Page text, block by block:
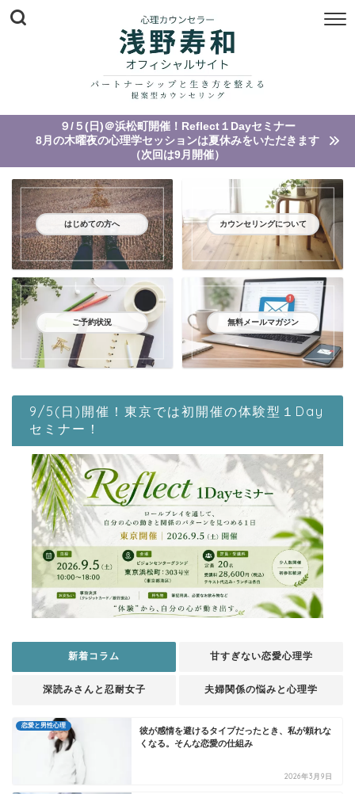
９/５(日)＠浜松町開催！Reflect１Dayセミナー
8月の木曜夜の心理学セッションは夏休みをいただきます
（次回は9月開催）
はじめての方へ カウンセリングについて
ご予約状況 無料メールマガジン
9/5(日)開催！東京では初開催の体験型１Day
セミナー！
新着コラム 甘すぎない恋愛心理学
深読みさんと忍耐女子 夫婦関係の悩みと心理学
恋愛と男性心理
彼が感情を避けるタイプだったとき、私が頼れな
くなる。そんな恋愛の仕組み
2026年3月9日